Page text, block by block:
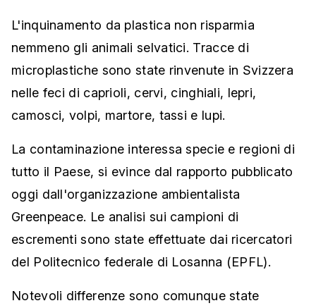
L'inquinamento da plastica non risparmia
nemmeno gli animali selvatici. Tracce di
microplastiche sono state rinvenute in Svizzera
nelle feci di caprioli, cervi, cinghiali, lepri,
camosci, volpi, martore, tassi e lupi.
La contaminazione interessa specie e regioni di
tutto il Paese, si evince dal rapporto pubblicato
oggi dall'organizzazione ambientalista
Greenpeace. Le analisi sui campioni di
escrementi sono state effettuate dai ricercatori
del Politecnico federale di Losanna (EPFL).
Notevoli differenze sono comunque state